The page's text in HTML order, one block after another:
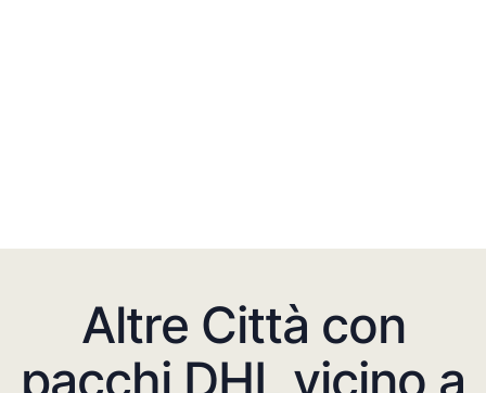
Altre Città con
pacchi DHL vicino a